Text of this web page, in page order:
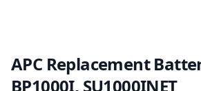
APC Replacement
BP1000I, SU1000INET